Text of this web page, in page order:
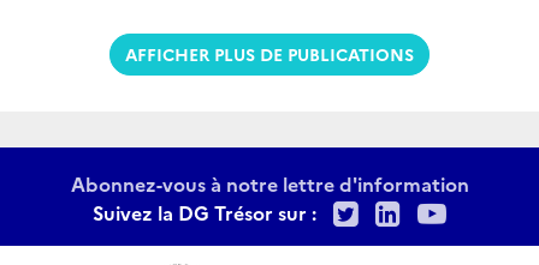
AFFICHER PLUS DE PUBLICATIONS
Abonnez-vous à notre lettre d'information
Suivez la DG Trésor sur :
TwitterLinkedIn